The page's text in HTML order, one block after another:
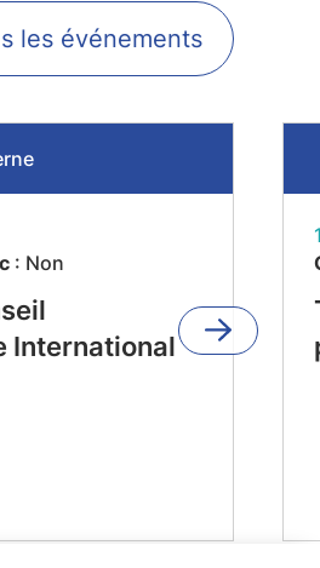
les événements
: Non
International